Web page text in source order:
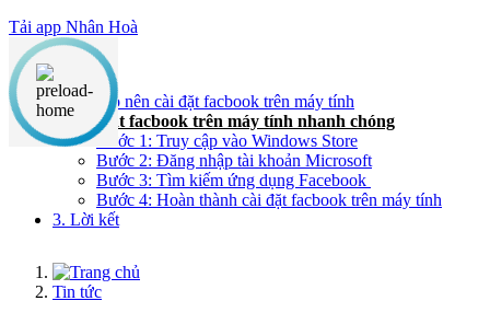
Tải app Nhân Hoà
Nội dung chính
1. Tại sao nên cài đặt facbook trên máy tính
2. Cài đặt facbook trên máy tính nhanh chóng
Bước 1: Truy cập vào Windows Store
Bước 2: Đăng nhập tài khoản Microsoft
Bước 3: Tìm kiếm ứng dụng Facebook
Bước 4: Hoàn thành cài đặt facbook trên máy tính
3. Lời kết
Tin tức